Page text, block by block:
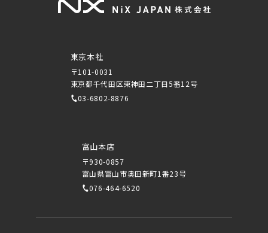
東京本社
〒101-0031
東京都千代田区東神田二丁目5番12号
03-6802-8876
富山本店
〒930-0857
富山県富山市奥田新町1番23号
076-464-6520